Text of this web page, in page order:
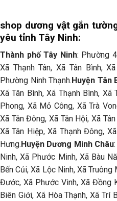
shop dương vật gắn
yêu tỉnh Tây Ninh:
Thành phố Tây Ninh: Phường
Xã Thạnh Tân, Xã Tân Bình,
Phường Ninh Thạnh.Huyện Tân
Xã Tân Bình, Xã Thạnh Bình, Xã
Phong, Xã Mỏ Công, Xã Trà
Xã Tân Đông, Xã Tân Hội, Xã
Xã Tân Hiệp, Xã Thạnh Đông,
Hưng.Huyện Dương Minh Châu
Ninh, Xã Phước Minh, Xã Bàu
Bến Củi, Xã Lộc Ninh, Xã Truông
Đước, Xã Phước Vinh, Xã Đồng
Biên Giới, Xã Hòa Thạnh, Xã Trí